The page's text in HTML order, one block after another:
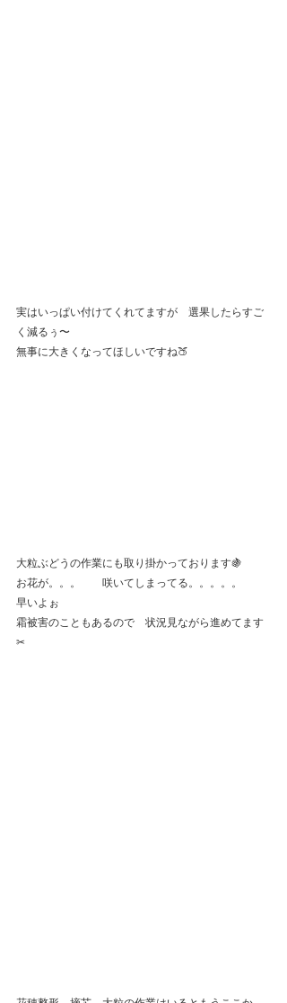
実はいっぱい付けてくれてますが　選果したらすご
く減るぅ〜
無事に大きくなってほしいですね🍑
大粒ぶどうの作業にも取り掛かっております🍇
お花が。。。　　咲いてしまってる。。。。。
早いよぉ
霜被害のこともあるので　状況見ながら進めてます
✂